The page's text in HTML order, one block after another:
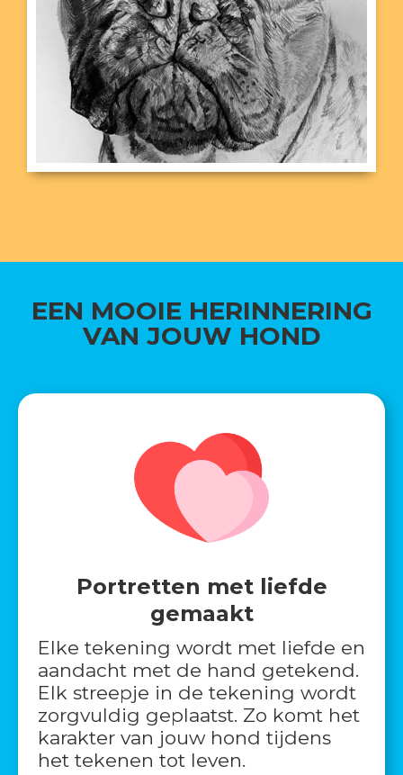
EEN MOOIE HERINNERING
VAN JOUW HOND
Portretten met liefde
gemaakt
Elke tekening wordt met liefde en
aandacht met de hand getekend.
Elk streepje in de tekening wordt
zorgvuldig geplaatst. Zo komt het
karakter van jouw hond tijdens
het tekenen tot leven.